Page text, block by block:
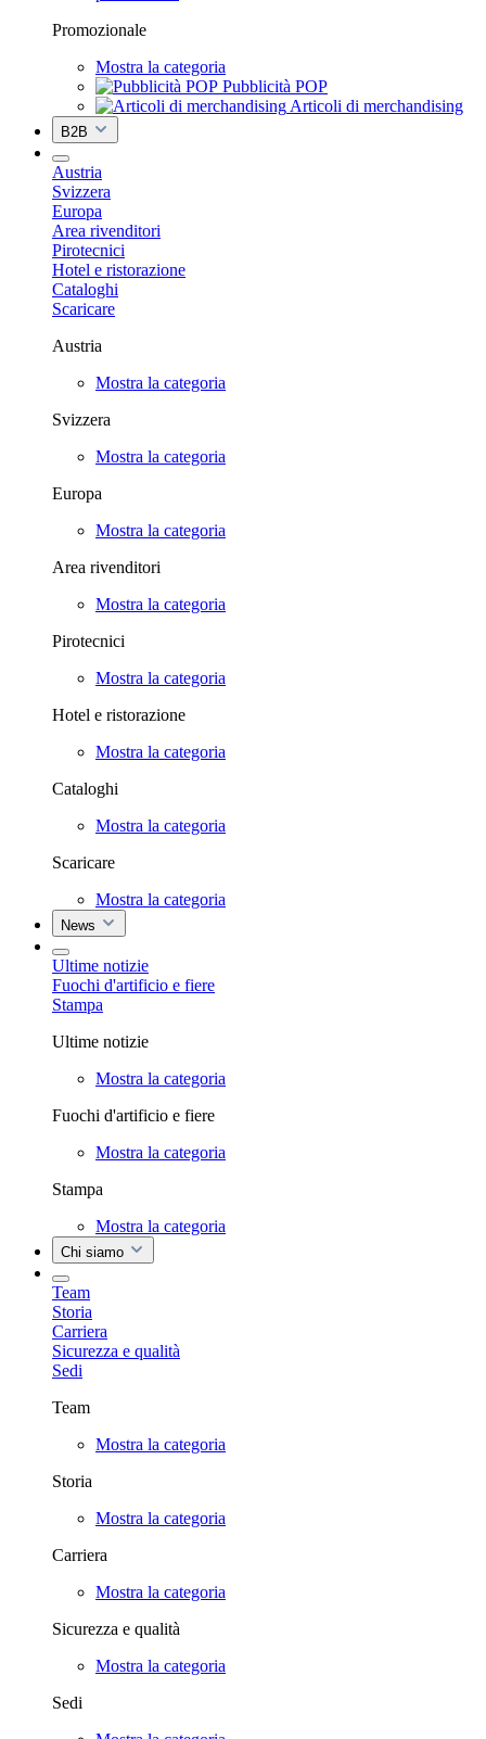
Promozionale
Mostra la categoria
Pubblicità POP
Articoli di merchandising
B2B
Austria
Svizzera
Europa
Area rivenditori
Pirotecnici
Hotel e ristorazione
Cataloghi
Scaricare
Austria
Mostra la categoria
Svizzera
Mostra la categoria
Europa
Mostra la categoria
Area rivenditori
Mostra la categoria
Pirotecnici
Mostra la categoria
Hotel e ristorazione
Mostra la categoria
Cataloghi
Mostra la categoria
Scaricare
Mostra la categoria
News
Ultime notizie
Fuochi d'artificio e fiere
Stampa
Ultime notizie
Mostra la categoria
Fuochi d'artificio e fiere
Mostra la categoria
Stampa
Mostra la categoria
Chi siamo
Team
Storia
Carriera
Sicurezza e qualità
Sedi
Team
Mostra la categoria
Storia
Mostra la categoria
Carriera
Mostra la categoria
Sicurezza e qualità
Mostra la categoria
Sedi